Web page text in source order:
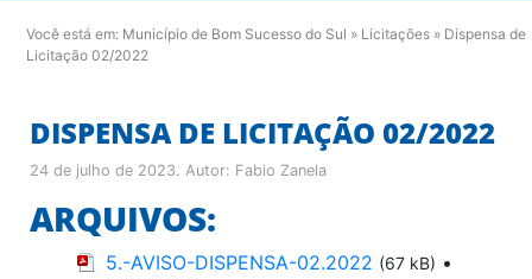
Você está em: Município de Bom Sucesso do Sul » Licitações » Dispensa de
Licitação 02/2022
DISPENSA DE LICITAÇÃO 02/2022
24 de julho de 2023. Autor: Fabio Zanela
ARQUIVOS:
5.-AVISO-DISPENSA-02.2022 (67 kB) •